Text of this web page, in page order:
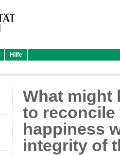
Hilfe
What might
to reconcile
happiness
integrity of